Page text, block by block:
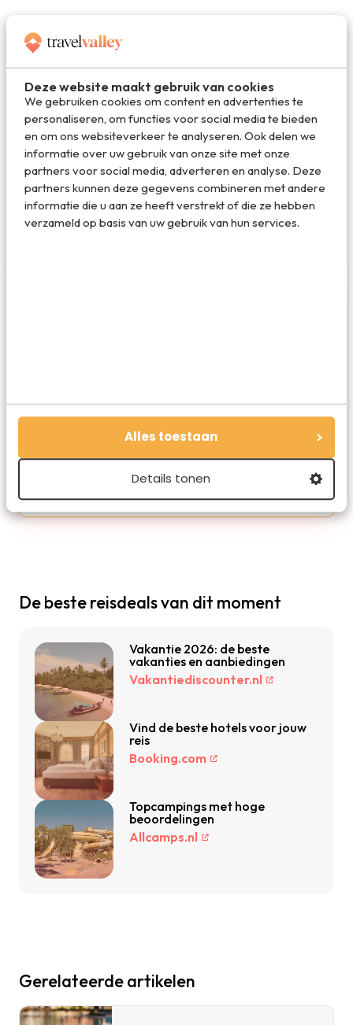
Deze website maakt gebruik van cookies
We gebruiken cookies om content en advertenties te
personaliseren, om functies voor social media te bieden
en om ons websiteverkeer te analyseren. Ook delen we
informatie over uw gebruik van onze site met onze
partners voor social media, adverteren en analyse. Deze
partners kunnen deze gegevens combineren met andere
informatie die u aan ze heeft verstrekt of die ze hebben
verzameld op basis van uw gebruik van hun services.
Alles toestaan
Details tonen
Deel dit artikel
Deel via E-mail
Deel op WhatsApp
Redactie Travelvalley
De redactie van Travelvalley houd je op de
De beste reisdeals van dit moment
Vakantie 2026: de beste
vakanties en aanbiedingen
Vakantiediscounter.nl
Vind de beste hotels voor jouw
reis
Booking.com
Topcampings met hoge
beoordelingen
Allcamps.nl
Gerelateerde artikelen